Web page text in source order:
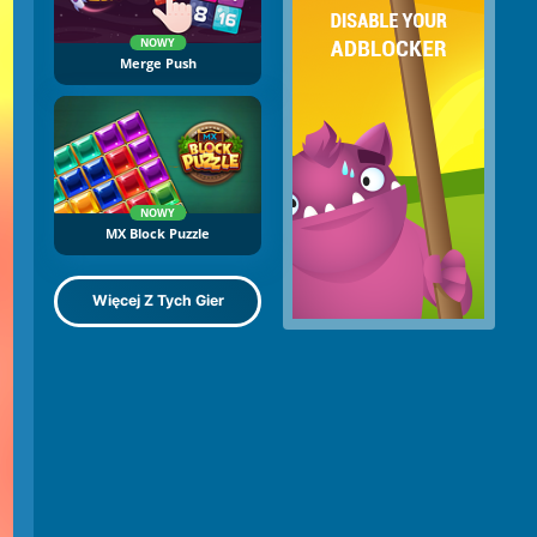
NOWY
Merge Push
NOWY
MX Block Puzzle
Więcej Z Tych Gier